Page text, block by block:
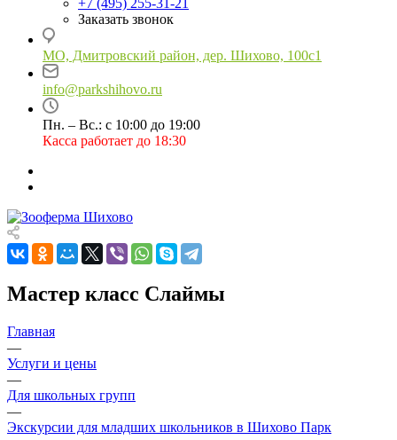
+7 (495) 255-31-21
Заказать звонок
МО, Дмитровский район, дер. Шихово, 100с1
info@parkshihovo.ru
Пн. – Вс.: с 10:00 до 19:00
Касса работает до 18:30
Мастер класс Слаймы
Главная
—
Услуги и цены
—
Для школьных групп
—
Экскурсии для младших школьников в Шихово Парк